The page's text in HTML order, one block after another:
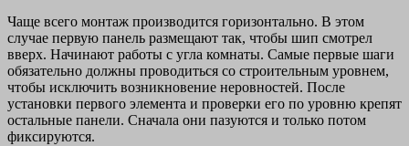
Чаще всего монтаж производится горизонтально. В этом
случае первую панель размещают так, чтобы шип смотрел
вверх. Начинают работы с угла комнаты. Самые первые шаги
обязательно должны проводиться со строительным уровнем,
чтобы исключить возникновение неровностей. После
установки первого элемента и проверки его по уровню крепят
остальные панели. Сначала они пазуются и только потом
фиксируются.